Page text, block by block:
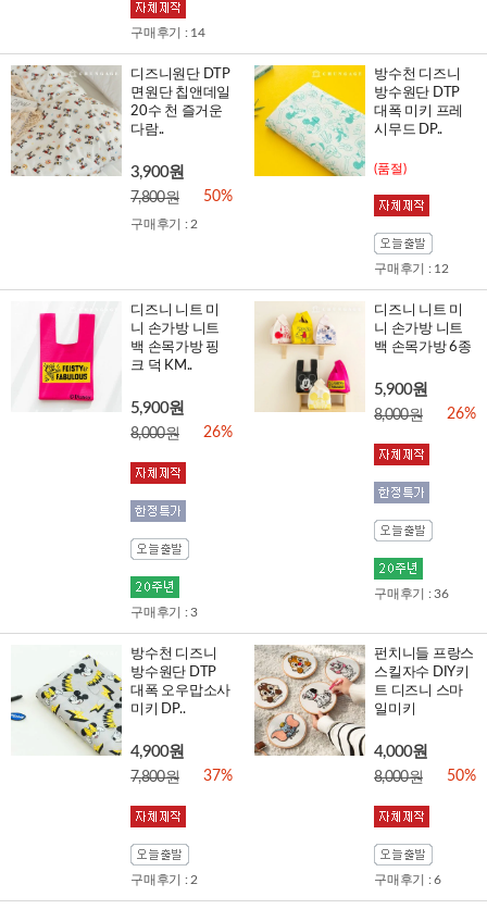
구매후기 : 14
디즈니원단 DTP
면원단 칩앤데일
20수 천 즐거운
다람..
3,900원
7,800원 50%
구매후기 : 2
방수천 디즈니
방수원단 DTP
대폭 미키 프레
시무드 DP..
(품절)
구매후기 : 12
디즈니 니트 미
니 손가방 니트
백 손목가방 핑
크 덕 KM..
5,900원
8,000원 26%
구매후기 : 3
디즈니 니트 미
니 손가방 니트
백 손목가방 6종
5,900원
8,000원 26%
구매후기 : 36
방수천 디즈니
방수원단 DTP
대폭 오우맙소사
미키 DP..
4,900원
7,800원 37%
구매후기 : 2
펀치니들 프랑스
스킬자수 DIY키
트 디즈니 스마
일미키
4,000원
8,000원 50%
구매후기 : 6